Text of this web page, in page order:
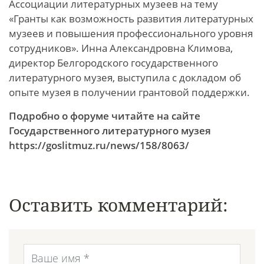
Ассоциации литературных музеев на тему
«Гранты как возможность развития литературных
музеев и повышения профессионального уровня
сотрудников». Инна Александровна Климова,
директор Белгородского государственного
литературного музея, выступила с докладом об
опыте музея в получении грантовой поддержки.
Подробно о форуме читайте на сайте
Государственного литературного музея
https://goslitmuz.ru/news/158/8063/
Оставить комментарий: